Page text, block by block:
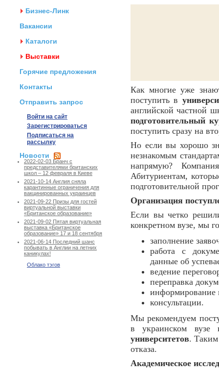
Бизнес-Линк
Вакансии
Каталоги
Выставки
Горячие предложения
Контакты
Отправить запрос
Войти на сайт
Зарегистрироваться
Подписаться на
рассылку
Новости
2022-02-03 Бранч с
представителями британских
школ – 12 февраля в Киеве
2021-10-14 Англия сняла
карантинные ограничения для
вакцинированных украинцев
2021-09-22 Призы для гостей
виртуальной выставки
«Британское образование»
2021-09-02 Пятая виртуальная
выставка «Британское
образование» 17 и 18 сентября
2021-06-14 Последний шанс
побывать в Англии на летних
каникулах!
Облако тэгов
Как многие уже
поступить в
английской частной
подготовительный
поступить сразу на
Но если вы хорошо
незнакомым
напрямую?
Абитуриентам,
подготовительной
Организация
Если вы четко
конкретном вузе, мы
заполнение
работа с
данные об
ведение
переправка
информирование
консультации.
Мы рекомендуем
в украинском вузе
университетов. Таким
отказа.
Академическое